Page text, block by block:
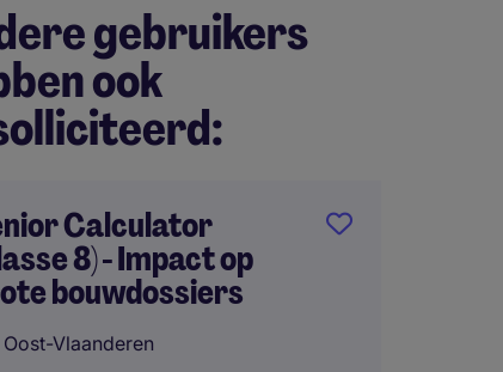
gebruikers
ook
Calculator
8) - Impact op
bouwdossiers
Oost-Vlaanderen